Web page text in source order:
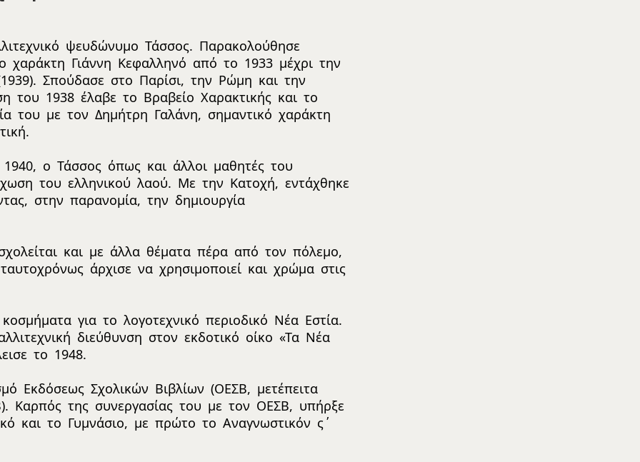
ψευδώνυμο Τάσσος. Παρακολούθησε
χαράκτη Γιάννη Κεφαλληνό από το 1933 μέχρι την
Σπούδασε στο Παρίσι, την Ρώμη και την
του 1938 έλαβε το Βραβείο Χαρακτικής και το
του με τον Δημήτρη Γαλάνη, σημαντικό χαράκτη
ο Τάσσος όπως και άλλοι μαθητές του
του ελληνικού λαού. Με την Κατοχή, εντάχθηκε
στην παρανομία, την δημιουργία
και με άλλα θέματα πέρα από τον πόλεμο,
άρχισε να χρησιμοποιεί και χρώμα στις
για το λογοτεχνικό περιοδικό Νέα Εστία.
διεύθυνση στον εκδοτικό οίκο «Τα Νέα
το 1948.
Εκδόσεως Σχολικών Βιβλίων (ΟΕΣΒ, μετέπειτα
Καρπός της συνεργασίας του με τον ΟΕΣΒ, υπήρξε
και το Γυμνάσιο, με πρώτο το Αναγνωστικόν ς΄